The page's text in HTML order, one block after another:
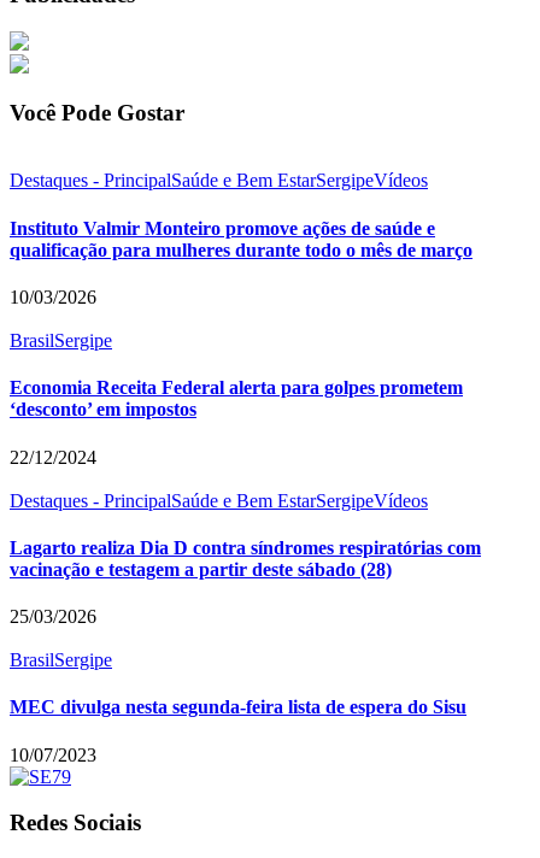
Você Pode Gostar
Destaques - PrincipalSaúde e Bem EstarSergipeVídeos
Instituto Valmir Monteiro promove ações de saúde e
qualificação para mulheres durante todo o mês de março
10/03/2026
BrasilSergipe
Economia Receita Federal alerta para golpes prometem
‘desconto’ em impostos
22/12/2024
Destaques - PrincipalSaúde e Bem EstarSergipeVídeos
Lagarto realiza Dia D contra síndromes respiratórias com
vacinação e testagem a partir deste sábado (28)
25/03/2026
BrasilSergipe
MEC divulga nesta segunda-feira lista de espera do Sisu
10/07/2023
Redes Sociais